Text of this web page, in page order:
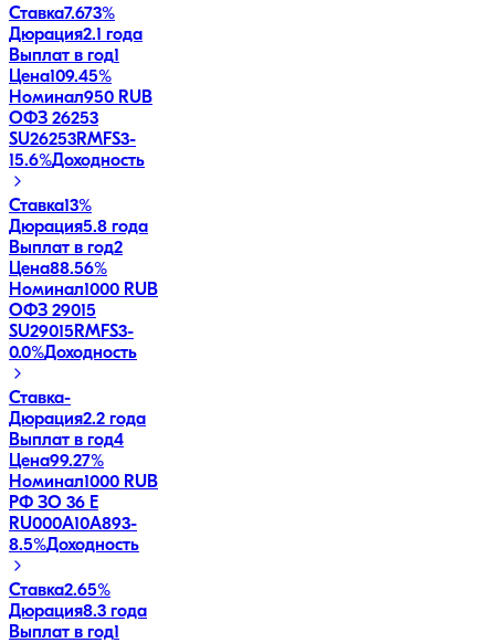
Ставка7.673%
Дюрация2.1 года
Выплат в год1
Цена109.45%
Номинал950 RUB
ОФЗ 26253
SU26253RMFS3-
15.6%Доходность
Ставка13%
Дюрация5.8 года
Выплат в год2
Цена88.56%
Номинал1000 RUB
ОФЗ 29015
SU29015RMFS3-
0.0%Доходность
Ставка-
Дюрация2.2 года
Выплат в год4
Цена99.27%
Номинал1000 RUB
РФ ЗО 36 Е
RU000A10A893-
8.5%Доходность
Ставка2.65%
Дюрация8.3 года
Выплат в год1